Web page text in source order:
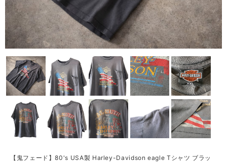
【鬼フェード】80's USA製 Harley-Davidson eagle Tシャツ ブラッ